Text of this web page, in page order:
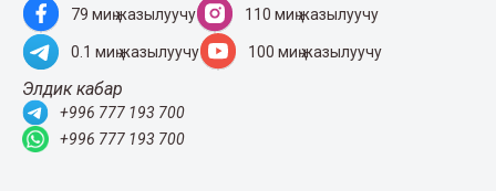
79 миң жазылуучу 110 миң жазылуучу
0.1 миң жазылуучу 100 миң жазылуучу
Элдик кабар
+996 777 193 700
+996 777 193 700